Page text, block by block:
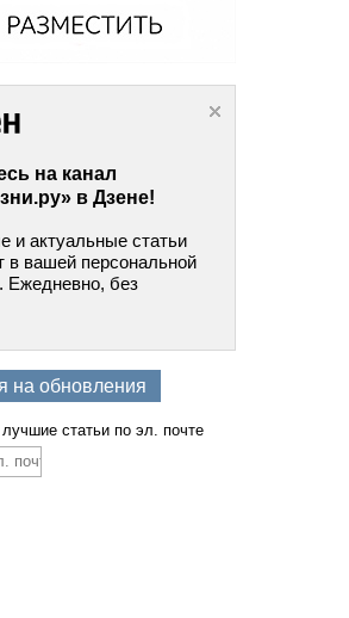
на канал
в Дзене!
и актуальные статьи
в вашей персональной
Ежедневно, без
на обновления
статьи по эл. почте